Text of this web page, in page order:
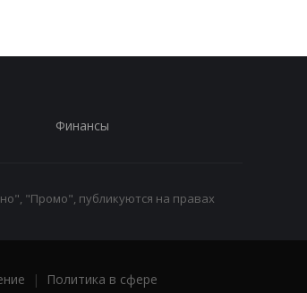
Финансы
"Промо", публикуются на правах
|
Политика в сфере